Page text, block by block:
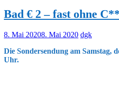
Bad € 2 – fast ohne
8. Mai 20208. Mai 2020 dgk
Die Sondersendung am Samstag,
Uhr.